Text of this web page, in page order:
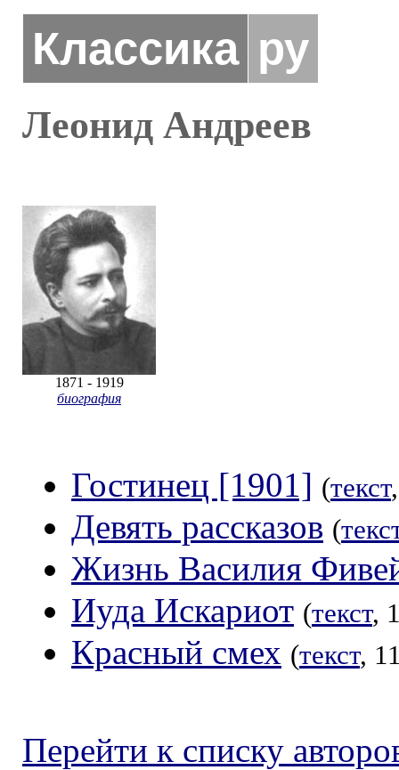
Классика ру
Леонид Андреев
1871 - 1919
биография
Гостинец [1901] (текст
Девять рассказов (
Жизнь Василия
Иуда Искариот (текст,
Красный смех (текст,
Перейти к списку